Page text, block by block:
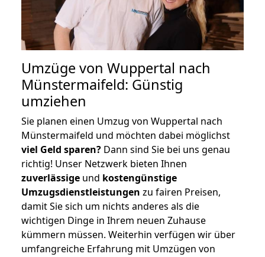
Umzüge von Wuppertal nach
Münstermaifeld: Günstig
umziehen
Sie planen einen Umzug von Wuppertal nach
Münstermaifeld und möchten dabei möglichst
viel Geld sparen? Dann sind Sie bei uns genau
richtig! Unser Netzwerk bieten Ihnen
zuverlässige und kostengünstige
Umzugsdienstleistungen zu fairen Preisen,
damit Sie sich um nichts anderes als die
wichtigen Dinge in Ihrem neuen Zuhause
kümmern müssen. Weiterhin verfügen wir über
umfangreiche Erfahrung mit Umzügen von